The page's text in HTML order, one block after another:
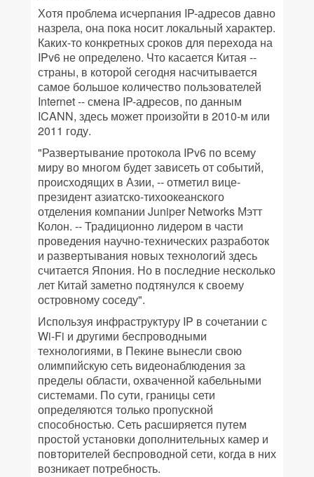
Хотя проблема исчерпания IP-адресов давно
назрела, она пока носит локальный характер.
Каких-то конкретных сроков для перехода на
IPv6 не определено. Что касается Китая --
страны, в которой сегодня насчитывается
самое большое количество пользователей
Internet -- смена IP-адресов, по данным
ICANN, здесь может произойти в 2010-м или
2011 году.
"Развертывание протокола IPv6 по всему
миру во многом будет зависеть от событий,
происходящих в Азии, -- отметил вице-
президент азиатско-тихоокеанского
отделения компании Juniper Networks Мэтт
Колон. -- Традиционно лидером в части
проведения научно-технических разработок
и развертывания новых технологий здесь
считается Япония. Но в последние несколько
лет Китай заметно подтянулся к своему
островному соседу".
Используя инфраструктуру IP в сочетании с
Wi-Fi и другими беспроводными
технологиями, в Пекине вынесли свою
олимпийскую сеть видеонаблюдения за
пределы области, охваченной кабельными
системами. По сути, границы сети
определяются только пропускной
способностью. Сеть расширяется путем
простой установки дополнительных камер и
повторителей беспроводной сети, когда в них
возникает потребность.